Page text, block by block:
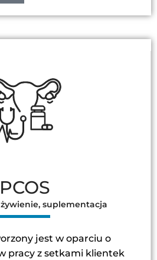
PCOS
suplementacja
jest w oparciu o
pracy z setkami klientek